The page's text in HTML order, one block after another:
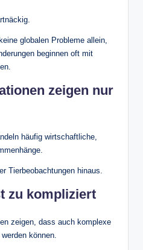
globalen Probleme allein,
beginnen oft mit
zeigen nur
häufig wirtschaftliche,
Tierbeobachtungen hinaus.
zu kompliziert
zeigen, dass auch komplexe
können.